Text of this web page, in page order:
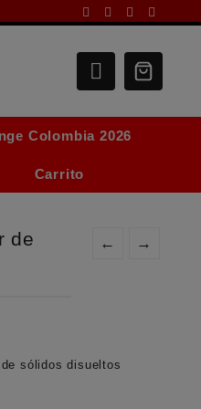
Colombia 2026
Carrito
← →
de
sólidos disueltos